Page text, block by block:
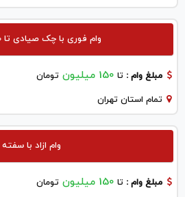
وام فوری با چک صیادی تا 150 ملیون
مبلغ وام : تا 150 میلیون تومان
تمام استان تهران
وام ازاد با سفته
مبلغ وام : تا 150 میلیون تومان